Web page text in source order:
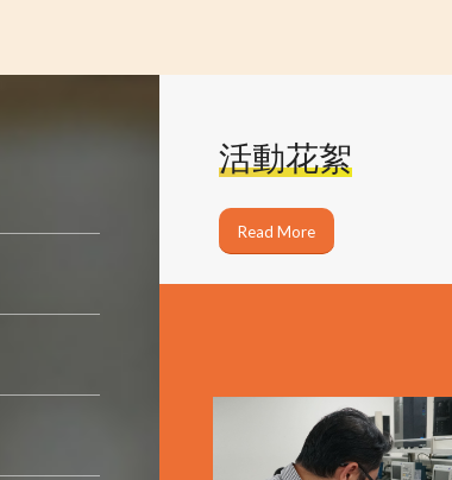
活動花絮
Read More